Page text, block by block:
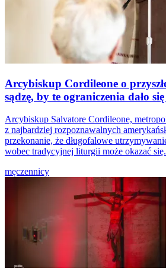
Arcybiskup Cordileone o
sądzę, by te ograniczenia dało
Arcybiskup Salvatore Cordileone,
z najbardziej rozpoznawalnych
przekonanie, że długofalowe
wobec tradycyjnej liturgii może okazać
męczennicy